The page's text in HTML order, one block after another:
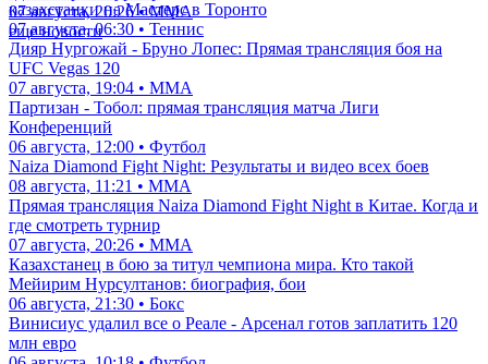
07 августа, 20:26 • ММА
еще новости
казахстанки на Мастерс в Торонто
07 августа, 06:30 • Теннис
Дияр Нургожай - Бруно Лопес: Прямая трансляция боя на
UFC Vegas 120
07 августа, 19:04 • ММА
Партизан - Тобол: прямая трансляция матча Лиги
Конференций
06 августа, 12:00 • Футбол
Naiza Diamond Fight Night: Результаты и видео всех боев
08 августа, 11:21 • ММА
Прямая трансляция Naiza Diamond Fight Night в Китае. Когда и
где смотреть турнир
07 августа, 20:26 • ММА
Казахстанец в бою за титул чемпиона мира. Кто такой
Мейирим Нурсултанов: биография, бои
06 августа, 21:30 • Бокс
Винисиус удалил все о Реале - Арсенал готов заплатить 120
млн евро